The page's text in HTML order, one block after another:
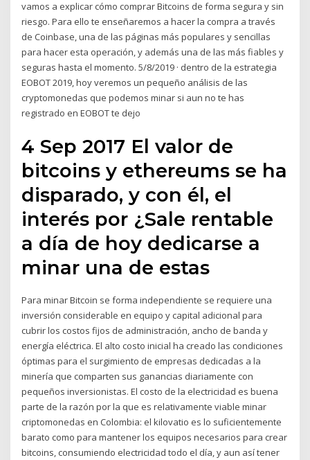
vamos a explicar cómo comprar Bitcoins de forma segura y sin
riesgo. Para ello te enseñaremos a hacer la compra a través
de Coinbase, una de las páginas más populares y sencillas
para hacer esta operación, y además una de las más fiables y
seguras hasta el momento. 5/8/2019 · dentro de la estrategia
EOBOT 2019, hoy veremos un pequeño análisis de las
cryptomonedas que podemos minar si aun no te has
registrado en EOBOT te dejo
4 Sep 2017 El valor de
bitcoins y ethereums se ha
disparado, y con él, el
interés por ¿Sale rentable
a día de hoy dedicarse a
minar una de estas
Para minar Bitcoin se forma independiente se requiere una
inversión considerable en equipo y capital adicional para
cubrir los costos fijos de administración, ancho de banda y
energía eléctrica. El alto costo inicial ha creado las condiciones
óptimas para el surgimiento de empresas dedicadas a la
minería que comparten sus ganancias diariamente con
pequeños inversionistas. El costo de la electricidad es buena
parte de la razón por la que es relativamente viable minar
criptomonedas en Colombia: el kilovatio es lo suficientemente
barato como para mantener los equipos necesarios para crear
bitcoins, consumiendo electricidad todo el día, y aun así tener